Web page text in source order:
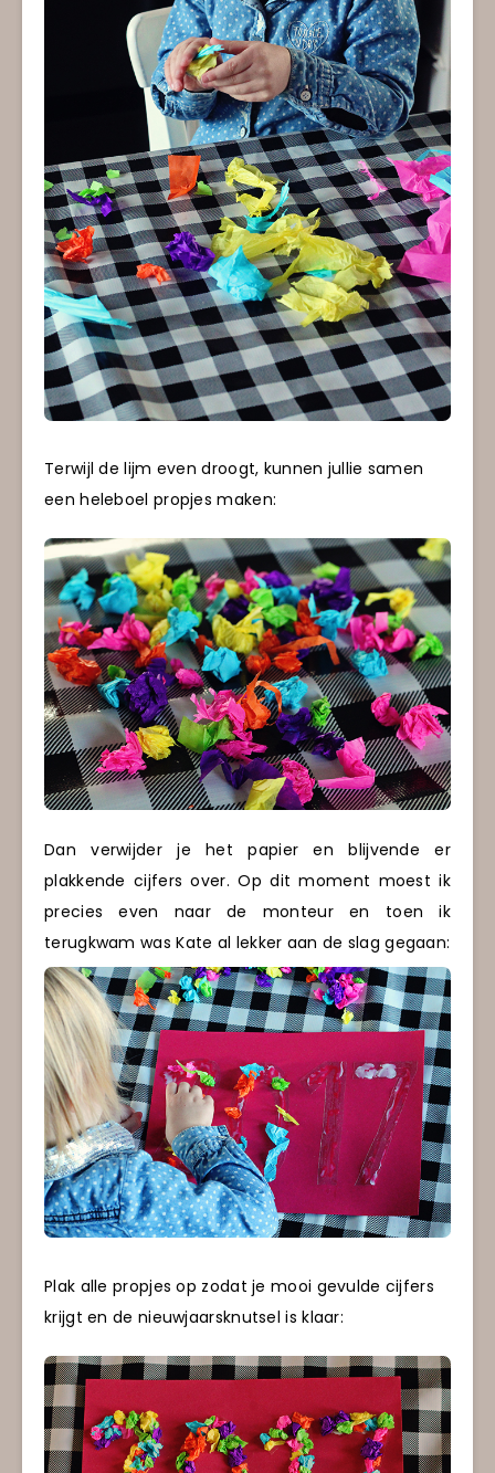
Terwijl de lijm even droogt, kunnen jullie samen
een heleboel propjes maken:
Dan verwijder je het papier en blijvende er
plakkende cijfers over. Op dit moment moest ik
precies even naar de monteur en toen ik
terugkwam was Kate al lekker aan de slag gegaan:
Plak alle propjes op zodat je mooi gevulde cijfers
krijgt en de nieuwjaarsknutsel is klaar: